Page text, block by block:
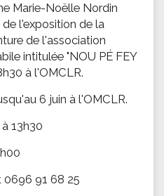
Marie-Noëlle Nordin
l'exposition de la
de l'association
intitulée "NOU PÉ FEY
à l'OMCLR.
6 juin à l'OMCLR.
13h30
0696 91 68 25